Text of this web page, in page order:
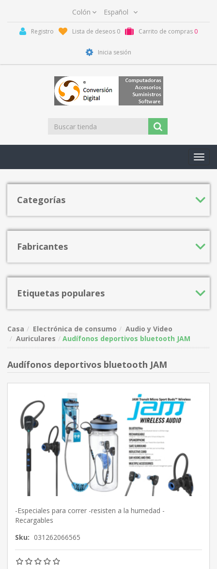
Registro Lista de deseos 0 Carrito de compras 0
Inicia sesión
Categorías
Fabricantes
Etiquetas populares
Casa Electrónica de consumo
Audio y Video
Auriculares
Audífonos deportivos bluetooth JAM
Audífonos deportivos bluetooth JAM
-Especiales para correr -resisten a la humedad -
Recargables
Sku: 031262066565